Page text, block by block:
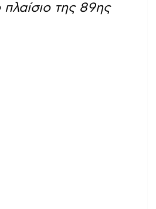
της 89ης